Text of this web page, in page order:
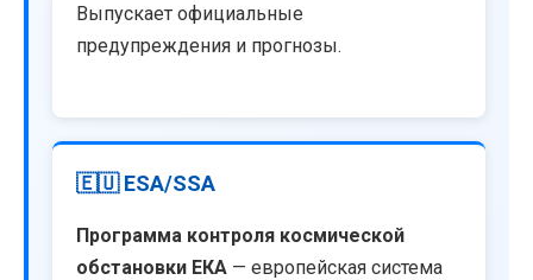
Выпускает официальные
предупреждения и прогнозы.
🇪🇺 ESA/SSA
Программа контроля космической
обстановки ЕКА — европейская система